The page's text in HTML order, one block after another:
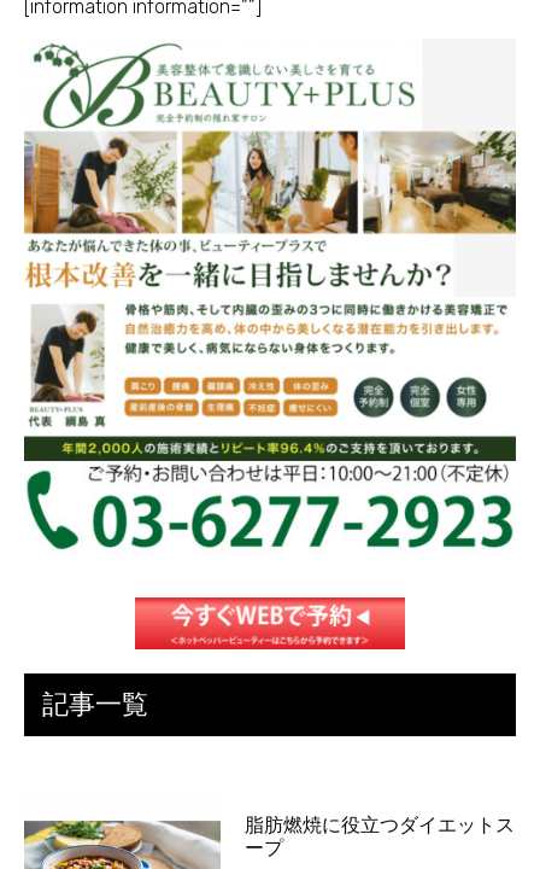
[information information=””]
記事一覧
脂肪燃焼に役立つダイエットス
ープ